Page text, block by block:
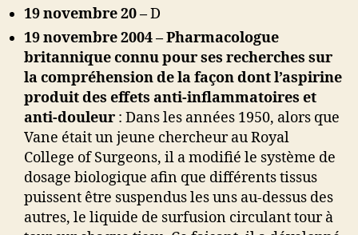
19 novembre 20 –D
19 novembre 2004 – Pharmacologue
britannique connu pour ses recherches sur
la compréhension de la façon dont l’aspirine
produit des effets anti-inflammatoires et
anti-douleur : Dans les années 1950, alors que
Vane était un jeune chercheur au Royal
College of Surgeons, il a modifié le système de
dosage biologique afin que différents tissus
puissent être suspendus les uns au-dessus des
autres, le liquide de surfusion circulant tour à